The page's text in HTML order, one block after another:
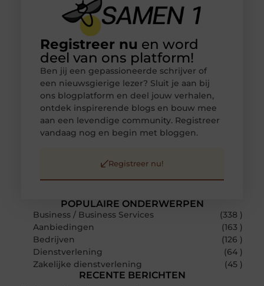
POPULAIRE ONDERWERPEN
Business / Business Services
(338 )
Aanbiedingen
(163 )
Bedrijven
(126 )
Dienstverlening
(64 )
Zakelijke dienstverlening
(45 )
RECENTE BERICHTEN
Registreer nu en word
deel van ons platform!
Ben jij een gepassioneerde schrijver of
een nieuwsgierige lezer? Sluit je aan bij
ons blogplatform en deel jouw verhalen,
ontdek inspirerende blogs en bouw mee
aan een levendige community. Registreer
vandaag nog en begin met bloggen.
Registreer nu!